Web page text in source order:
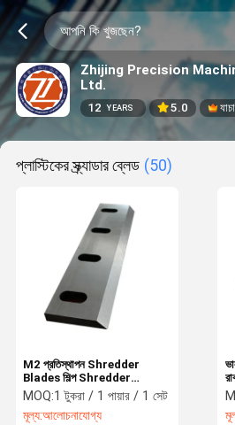
Zhijing Precision
Ltd.
12 YEARS 5.0
প্লাস্টিকের স্ক্র্যাডার ব্লেড (50)
M2 প্রতিস্থাপন Shredder
Blades শিল্প Shredder
Blades জন্য প্লাস্টিকের
Rustproof
MOQ:1 টুকরা / 1 পায়ার / 1 সেট
মূল্য:আলোচনাযোগ্য